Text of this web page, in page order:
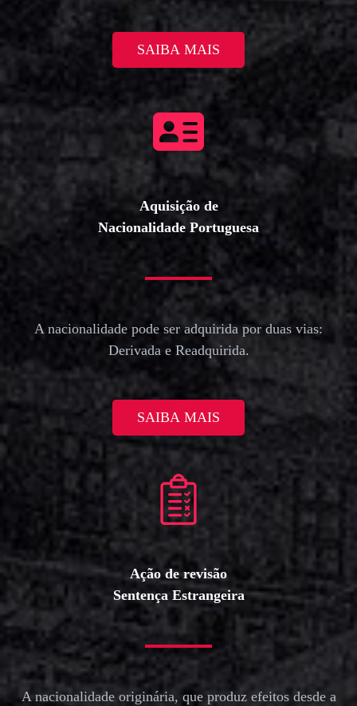
SAIBA MAIS
Aquisição de
Nacionalidade Portuguesa
A nacionalidade pode ser adquirida por duas vias:
Derivada e Readquirida.
SAIBA MAIS
Ação de revisão
Sentença Estrangeira
A nacionalidade originária, que produz efeitos desde a